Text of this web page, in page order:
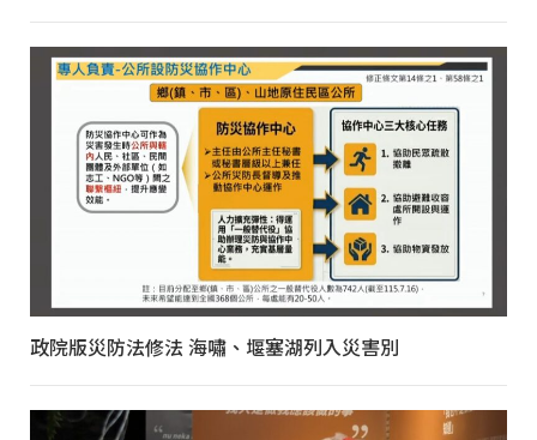
政院版災防法修法 海嘯、堰塞湖列入災害別